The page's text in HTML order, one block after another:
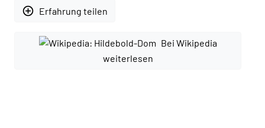
add_circle_outline Erfahrung teilen
Bei Wikipedia
weiterlesen